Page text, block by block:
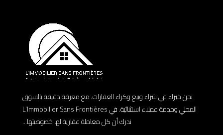
نحن خبراء في شراء وبيع وكراء العقارات، مع معرفة دقيقة بالسوق
المحلي وخدمة عملاء استثنائية. في L’Immobilier Sans Frontières
ندرك أن كل معاملة عقارية لها خصوصيتها...